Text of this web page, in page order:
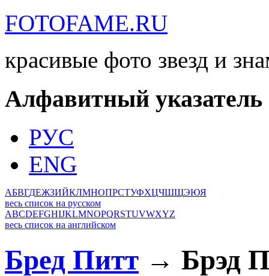
FOTOFAME.RU
красивые фото звезд и
Алфавитный указатель
РУС
ENG
АБВГДЕЖЗИЙКЛМНОПРСТУФХЦЧШЩЭЮЯ
весь список на русском
ABCDEFGHIJKLMNOPQRSTUVWXYZ
весь список на английском
Бред Питт → Брэд